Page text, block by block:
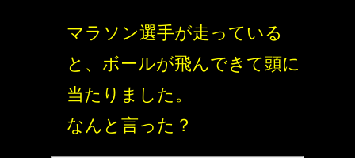
マラソン選手が走っている
と、ボールが飛んできて頭に
当たりました。
なんと言った？